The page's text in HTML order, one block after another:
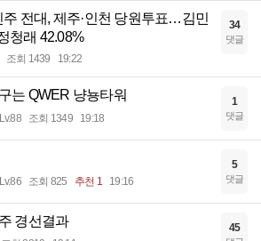
주 전대, 제주·인천 당원투표…김민
청래 42.08%
조회 1439 19:22
34
댓글
는 QWER 냥뇽타워
Lv.88 조회 1349 19:18
1
댓글
Lv.86 조회 825 추천 1 19:16
5
댓글
경선결과 45